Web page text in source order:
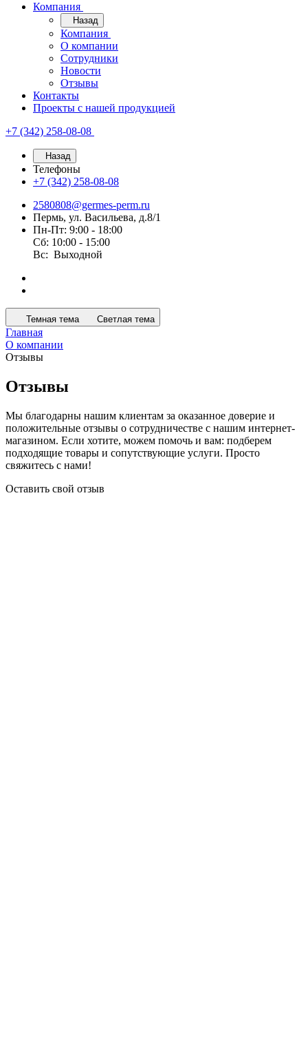
Компания
Назад
Компания
О компании
Сотрудники
Новости
Отзывы
Контакты
Проекты с нашей продукцией
+7 (342) 258-08-08
Назад
Телефоны
+7 (342) 258-08-08
2580808@germes-perm.ru
Пермь, ул. Васильева, д.8/1
Пн-Пт: 9:00 - 18:00
Сб: 10:00 - 15:00
Вс: Выходной
Темная тема Светлая тема
Главная
О компании
Отзывы
Отзывы
Мы благодарны нашим клиентам за оказанное доверие и
положительные отзывы о сотрудничестве с нашим интернет-
магазином. Если хотите, можем помочь и вам: подберем
подходящие товары и сопутствующие услуги. Просто
свяжитесь с нами!
Оставить свой отзыв